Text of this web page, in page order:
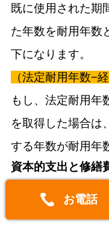
お電話
既に使用された期
た年数を耐用年数
下になります。
（法定耐用年数−
もし、法定耐用年
を取得した場合は
する年数が耐用年
資本的支出と修繕
改良に関わる支出